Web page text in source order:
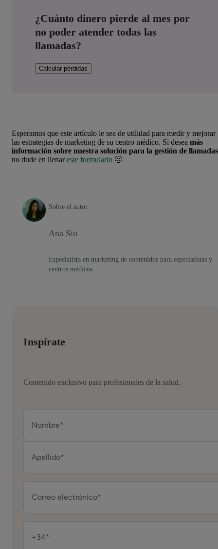
¿Cuánto dinero pierde al mes por
no poder atender todas las
llamadas?
Calcular pérdidas
Esperamos que este artículo le sea de utilidad para medir y mejorar
las estrategias de marketing de su centro médico. Si desea más
información sobre nuestra solución para la gestión de llamadas
no dude en llenareste formulario 🙂
Sobre el autor
Ana Siu
Especialista en marketing de contenidos para especialistas y
centros médicos.
Inspírate
Contenido exclusivo para profesionales de la salud.